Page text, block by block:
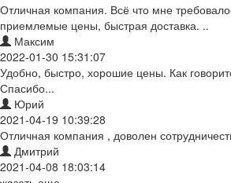
Отличная компания. Всё что мне
приемлемые цены, быстрая доставка. ..
Максим
2022-01-30 15:31:07
Удобно, быстро, хорошие цены. Как
Спасибо...
Юрий
2021-04-19 10:39:28
Отличная компания , доволен
Дмитрий
2021-04-08 18:03:14